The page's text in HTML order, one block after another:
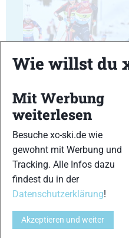
17
19
Wie willst du
Mit Werbung
weiterlesen
Besuche xc-ski.de wie
gewohnt mit Werbung und
Tracking. Alle Infos dazu
findest du in der
Datenschutzerklärung!
Akzeptieren und weiter